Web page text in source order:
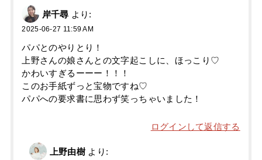
岸千尋 より:
2025-06-27 11:59 AM
パパとのやりとり！
上野さんの娘さんとの文字起こしに、ほっこり♡
かわいすぎるーーー！！！
このお手紙ずっと宝物ですね♡
パパへの要求書に思わず笑っちゃいました！
ログインして返信する
上野由樹 より: